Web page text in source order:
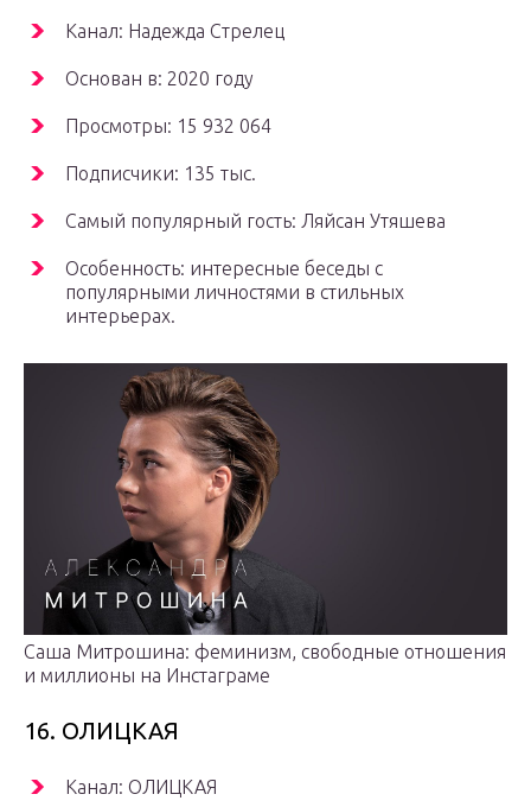
Канал: Надежда Стрелец
Основан в: 2020 году
Просмотры: 15 932 064
Подписчики: 135 тыс.
Самый популярный гость: Ляйсан Утяшева
Особенность: интересные беседы с
популярными личностями в стильных
интерьерах.
Саша Митрошина: феминизм, свободные отношения
и миллионы на Инстаграме
16. ОЛИЦКАЯ
Канал: ОЛИЦКАЯ